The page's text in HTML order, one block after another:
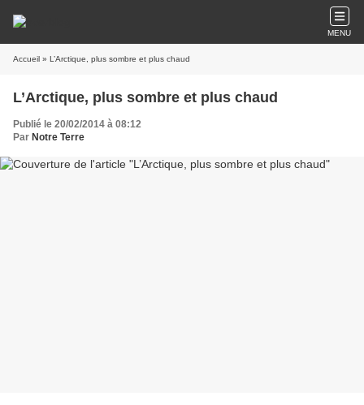
MENU
Accueil » L’Arctique, plus sombre et plus chaud
L’Arctique, plus sombre et plus chaud
Publié le 20/02/2014 à 08:12
Par Notre Terre